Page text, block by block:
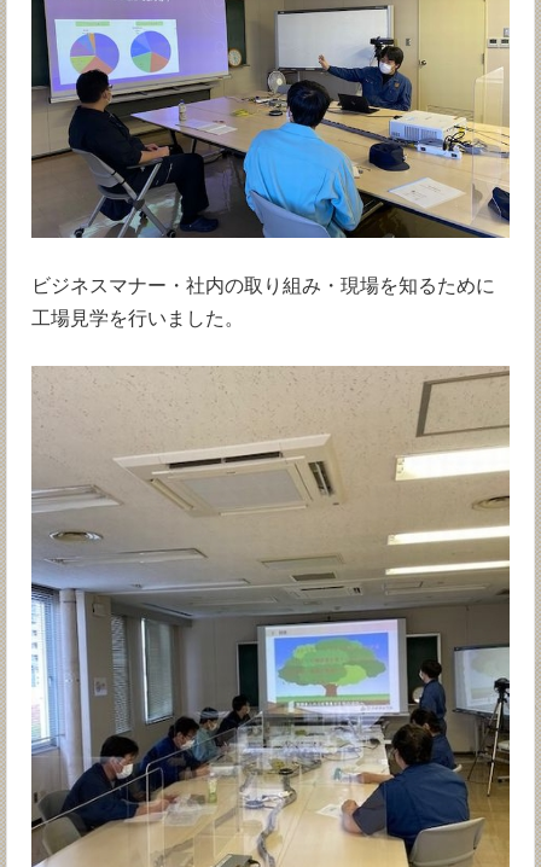
ビジネスマナー・社内の取り組み・現場を知るために
工場見学を行いました。